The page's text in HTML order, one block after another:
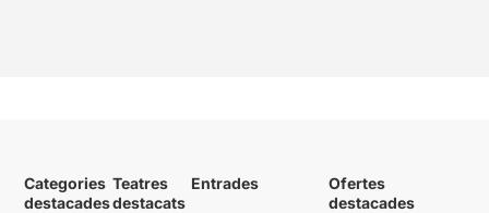
Categories
destacades
Teatres
destacats
Entrades
Ofertes
destacades